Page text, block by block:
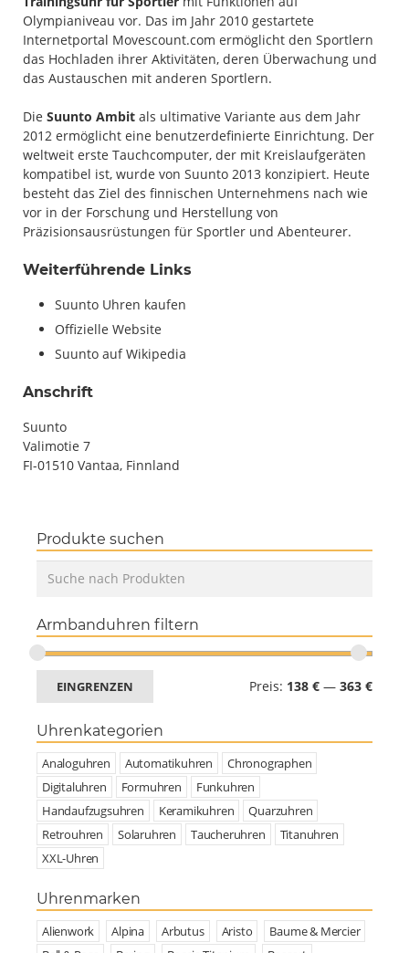
Olympianiveau vor. Das im Jahr 2010 gestartete
Internetportal Movescount.com ermöglicht den Sportlern
das Hochladen ihrer Aktivitäten, deren Überwachung und
das Austauschen mit anderen Sportlern.
Die Suunto Ambit als ultimative Variante aus dem Jahr
2012 ermöglicht eine benutzerdefinierte Einrichtung. Der
weltweit erste Tauchcomputer, der mit Kreislaufgeräten
kompatibel ist, wurde von Suunto 2013 konzipiert. Heute
besteht das Ziel des finnischen Unternehmens nach wie
vor in der Forschung und Herstellung von
Präzisionsausrüstungen für Sportler und Abenteurer.
Weiterführende Links
Suunto Uhren kaufen
Offizielle Website
Suunto auf Wikipedia
Anschrift
Suunto
Valimotie 7
FI-01510 Vantaa, Finnland
Produkte suchen
Armbanduhren filtern
EINGRENZEN Preis: 138 € — 363 €
Uhrenkategorien
Analoguhren Automatikuhren
Chronographen
Digitaluhren
Formuhren
Funkuhren
Handaufzugsuhren
Keramikuhren
Quarzuhren
Retrouhren
Solaruhren Taucheruhren
Titanuhren
XXL-Uhren
Uhrenmarken
Alienwork Alpina Arbutus Aristo
Baume & Mercier